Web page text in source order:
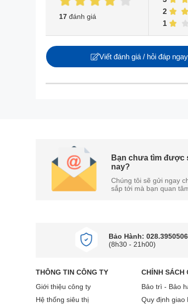
Công nghệ tiết kiệm điện
Ba cảm biến nhiệt độ giúp tủ lạnh duy
17 đánh giá
1
2
Viết đánh giá / hỏi đáp ngay
Bạn chưa tìm được
nay?
Chúng tôi sẽ gửi ngay
sắp tới mà bạn quan
Bảo Hành:
(8h30 - 21h00)
THÔNG TIN CÔNG TY
Giới thiệu công ty
Hệ thống siêu thị
CHÍNH SÁCH
Bảo trì - Bảo
Quy định giao